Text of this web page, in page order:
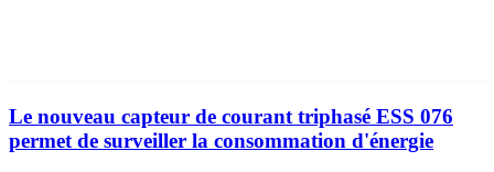
Le nouveau capteur de courant triphasé ESS 076
permet de surveiller la consommation d'énergie